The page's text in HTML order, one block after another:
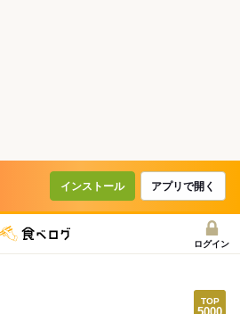
インストール アプリで開く
ログイン